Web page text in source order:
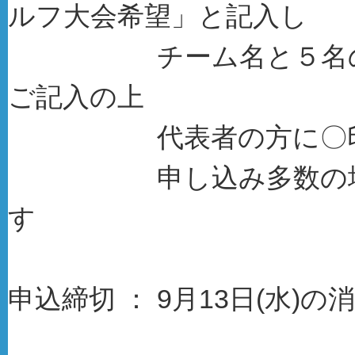
ルフ大会希望」と記入し
チーム名と５名の住
ご記入の上
代表者の方に〇印を
申し込み多数の場合
す
申込締切 ： 9月13日(水)の